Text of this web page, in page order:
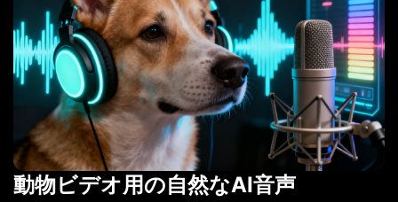
動物ビデオ用の自然なAI音声